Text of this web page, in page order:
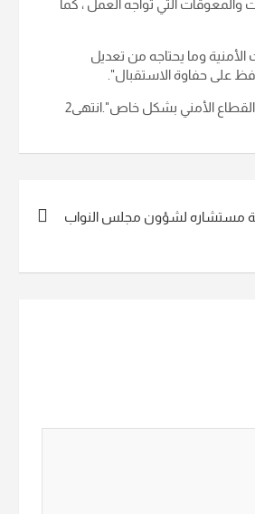
والمعوقات التي تواجه العمل ، كما
وما يحتاجه من تعديل
على حفاوة الاستقبال".
الأمني بشكل خاص".انتهى2
مستشاره لشؤون مجلس النواب